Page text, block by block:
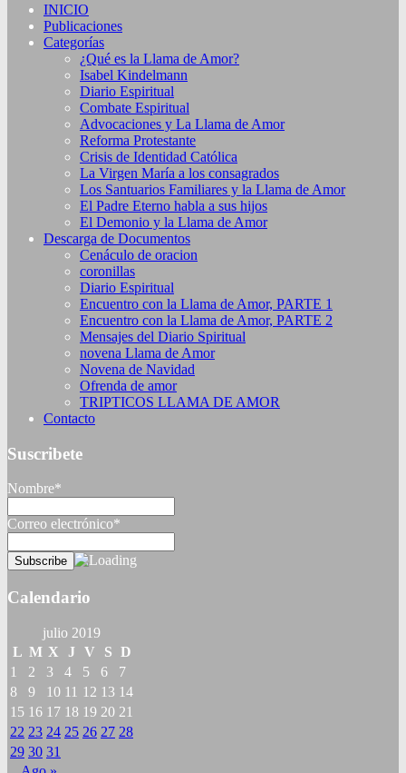
INICIO
Publicaciones
Categorías
¿Qué es la Llama de Amor?
Isabel Kindelmann
Diario Espiritual
Combate Espiritual
Advocaciones y La Llama de Amor
Reforma Protestante
Crisis de Identidad Católica
La Virgen María a los consagrados
Los Santuarios Familiares y la Llama de Amor
El Padre Eterno habla a sus hijos
El Demonio y la Llama de Amor
Descarga de Documentos
Cenáculo de oracion
coronillas
Diario Espiritual
Encuentro con la Llama de Amor, PARTE 1
Encuentro con la Llama de Amor, PARTE 2
Mensajes del Diario Spiritual
novena Llama de Amor
Novena de Navidad
Ofrenda de amor
TRIPTICOS LLAMA DE AMOR
Contacto
Suscribete
Nombre*
Correo electrónico*
Calendario
julio 2019
L M X J V S D
1
2 3 4 5 6
7
8
9 10 11 12 13 14
15 16 17 18 19 20 21
22 23 24 25 26 27 28
29 30 31